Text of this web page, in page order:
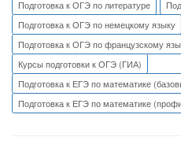
Подготовка к ОГЭ по литературе
Подготовка к ОГЭ по немецкому языку
Подготовка к ОГЭ по французскому
Курсы подготовки к ОГЭ (ГИА)
Подготовка к ЕГЭ по математике
Подготовка к ЕГЭ по математике